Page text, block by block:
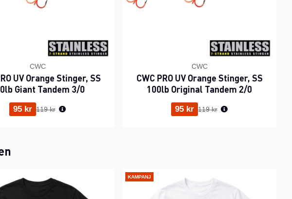
CWC
UV Orange Stinger, SS
Giant Tandem 3/0
95 kr Ordinarie pris:
119 kr
CWC
CWC PRO UV Orange Stinger, SS
100lb Original Tandem 2/0
95 kr Ordinarie pris:
119 kr
KAMPANJ